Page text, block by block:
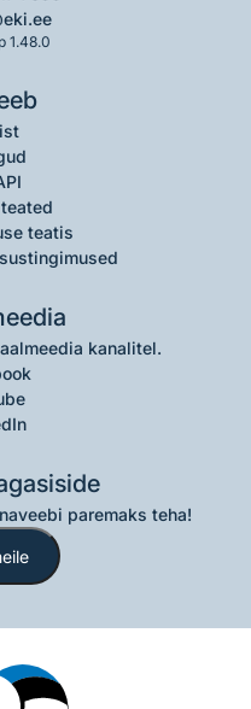
1.48.0
teatis
kanalitel.
paremaks teha!